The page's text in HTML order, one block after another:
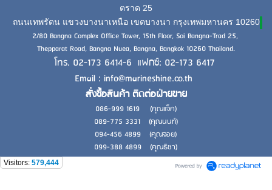
ตราด 25
ถนนเทพรัตน แขวงบางนาเหนือ เขตบางนา กรุงเทพมหานคร 10260
2/80 Bangna Complex Office Tower, 15th Floor, Soi Bangna-Trad 25,
Thepparat Road, Bangna Nuea, Bangna, Bangkok 10260 Thailand.
โทร. 02-173 6414-6 แฟกซ์: 02-173 6417
Email : info@marineshine.co.th
สั่งซื้อสินค้า ติดต่อฝ่ายขาย
086-999 1619 (คุณแจ็ค)
089-775 3331 (คุณนนท์)
094-456 4899 (คุณจอย)
099-388 4899 (คุณธิชา)
Visitors: 579,444